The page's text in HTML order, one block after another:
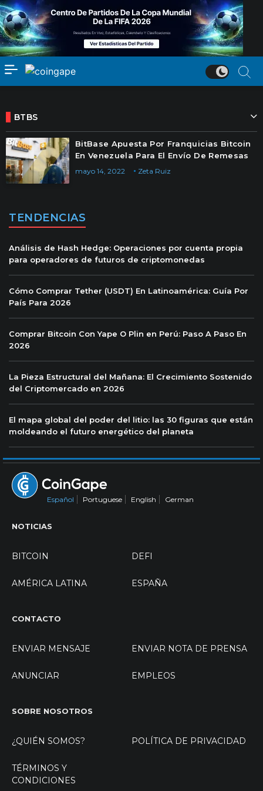
BTBS
BitBase Apuesta Por Franquicias Bitcoin
En Venezuela Para El Envío De Remesas
Zeta Ruiz
mayo 14, 2022
TENDENCIAS
Análisis de Hash Hedge: Operaciones por cuenta propia
para operadores de futuros de criptomonedas
Cómo Comprar Tether (USDT) En Latinoamérica: Guía Por
País Para 2026
Comprar Bitcoin Con Yape O Plin en Perú: Paso A Paso En
2026
La Pieza Estructural del Mañana: El Crecimiento Sostenido
del Criptomercado en 2026
El mapa global del poder del litio: las 30 figuras que están
moldeando el futuro energético del planeta
Español Portuguese English German
NOTICIAS
BITCOIN DEFI
AMÉRICA LATINA ESPAÑA
CONTACTO
ENVIAR MENSAJE ENVIAR NOTA DE PRENSA
ANUNCIAR EMPLEOS
SOBRE NOSOTROS
¿QUIÉN SOMOS? POLÍTICA DE PRIVACIDAD
TÉRMINOS Y
CONDICIONES